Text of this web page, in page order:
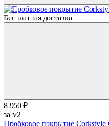
Бесплатная доставка
8 950 ₽
за м2
Пробковое покрытие Corkstyle